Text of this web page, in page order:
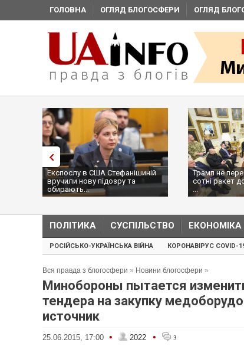
ГОЛОВНА ОГЛЯД БЛОГОСФЕРИ ОГЛЯД
Експослу в США Стефанішиній
вручили нову підозру та
обирають...
Трамп не
сотні ракет
...
ПОЛІТИКА СУСПІЛЬСТВО ЕКОНОМІКА
РОСІЙСЬКО-УКРАЇНСЬКА ВІЙНА КОРОНАВІРУС COVID-
Вся правда з блогосфери » Новини блогосфери »
Минобороны пытается
тендера на закупку
источник
25.06.2015, 17:00 • 2022 • 3